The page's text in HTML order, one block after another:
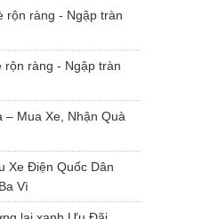
rộn ràng - Ngập tràn
rộn ràng - Ngập tràn
– Mua Xe, Nhận Quà
Xe Điện Quốc Dân
Vì